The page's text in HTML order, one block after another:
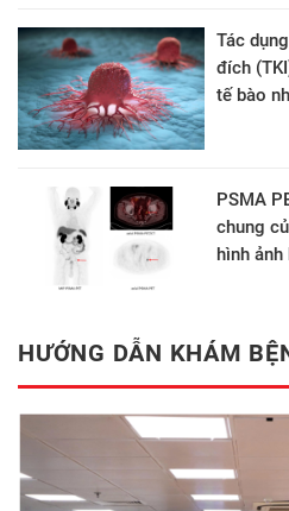
Tác
đích
tế bào
PSMA
chung
hình
HƯỚNG DẪN KHÁM